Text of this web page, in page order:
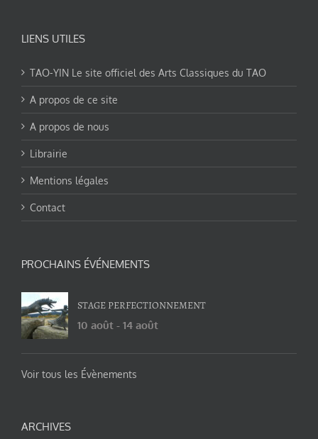
LIENS UTILES
TAO-YIN Le site officiel des Arts Classiques du TAO
A propos de ce site
A propos de nous
Librairie
Mentions légales
Contact
PROCHAINS ÉVÉNEMENTS
STAGE PERFECTIONNEMENT
10 août - 14 août
Voir tous les Évènements
ARCHIVES